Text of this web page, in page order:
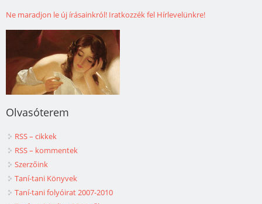
Ne maradjon le új írásainkról! Iratkozzék fel Hírlevelünkre!
Olvasóterem
RSS – cikkek
RSS – kommentek
Szerzőink
Taní-tani Könyvek
Taní-tani folyóirat 2007-2010